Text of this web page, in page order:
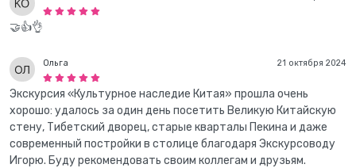
🤝👍👌
21 октября 2024
Ольга
Экскурсия «Культурное наследие Китая» прошла очень
хорошо: удалось за один день посетить Великую Китайскую
стену, Тибетский дворец, старые кварталы Пекина и даже
современный постройки в столице благодаря Экскурсоводу
Игорю. Буду рекомендовать своим коллегам и друзьям.